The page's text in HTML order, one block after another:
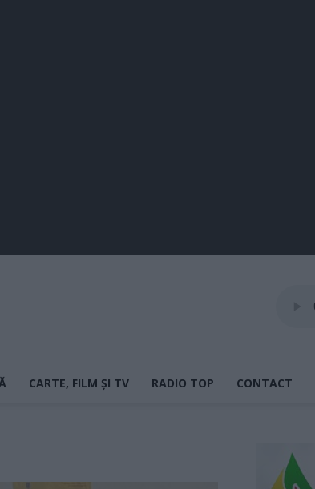
CARTE, FILM ȘI TV RADIO TOP CONTACT